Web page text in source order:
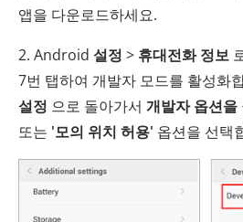
앱을 다운로드하세요.
2. Android 설정 > 휴대전화 정보
7번 탭하여 개발자 모드를 활성화
설정 으로 돌아가서 개발자 옵션을
또는 '모의 위치 허용' 옵션을 선택